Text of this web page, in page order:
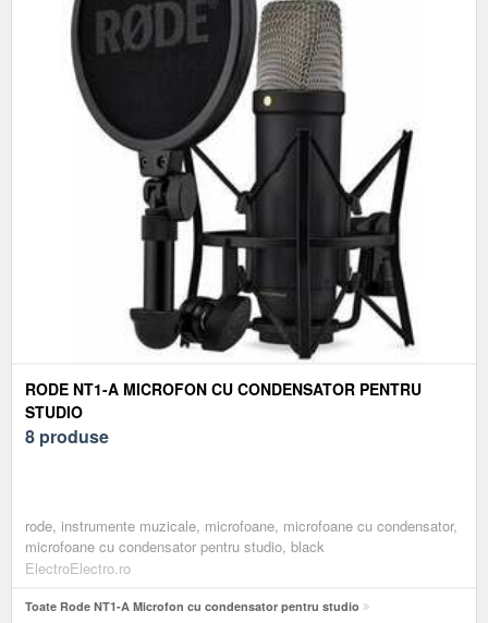
RODE NT1-A MICROFON CU CONDENSATOR PENTRU
STUDIO
8 produse
rode, instrumente muzicale, microfoane, microfoane cu condensator,
microfoane cu condensator pentru studio, black
ElectroElectro.ro
Toate Rode NT1-A Microfon cu condensator pentru studio